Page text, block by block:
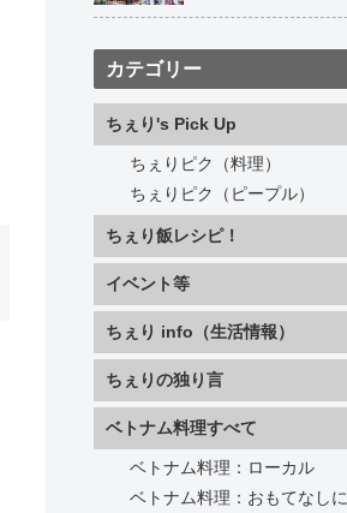
カテゴリー
ちぇり's Pick Up
ちぇりピク（料理）
ちぇりピク（ピープル）
ちぇり飯レシピ！
イベント等
ちぇり info（生活情報）
ちぇりの独り言
ベトナム料理すべて
ベトナム料理：ローカル
ベトナム料理：おもてなしに